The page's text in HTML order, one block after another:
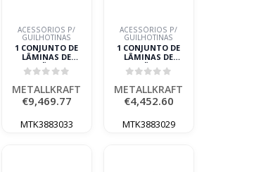
ACESSÓRIOS P/
GUILHOTINAS
1 CONJUNTO DE
LÂMINAS DE
REPOSIÇÃO HTBS-T
3100-200
METALLKRAFT
METALLKRAFT
€9,469.77
MTK3883033
ACESSÓRIOS P/
GUILHOTINAS
1 CONJUNTO DE
LÂMINAS DE
REPOSIÇÃO HTBS-T
3100-60 METALLKRAFT
METALLKRAFT
€4,452.60
MTK3883029